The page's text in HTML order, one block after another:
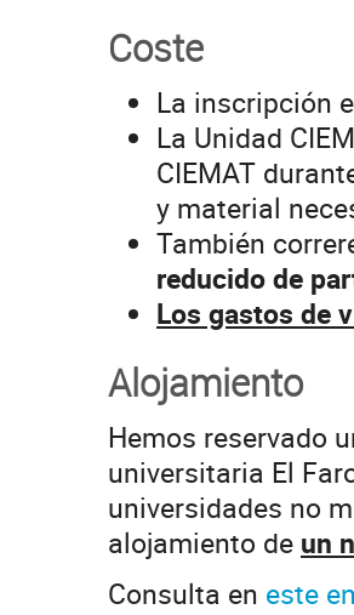
Coste
La inscripción
La Unidad
CIEMAT
y material
También
reducido de
Los gastos de
Alojamiento
Hemos reservado
universitaria El
universidades no
alojamiento de un
Consulta en este